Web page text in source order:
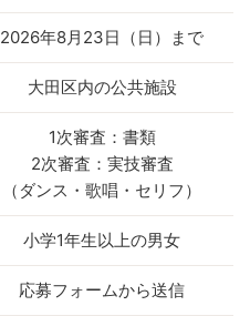
2026年8月23日（日）まで
大田区内の公共施設
1次審査：書類
2次審査：実技審査
（ダンス・歌唱・セリフ）
小学1年生以上の男女
応募フォームから送信